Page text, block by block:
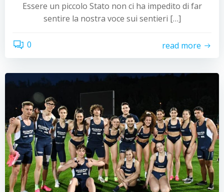
​Essere un piccolo Stato non ci ha impedito di far
sentire la nostra voce sui sentieri […]
0 read more